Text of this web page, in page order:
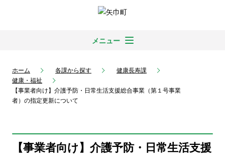
メニュー
ホーム 各課から探す
健康長寿課
健康・福祉
【事業者向け】介護予防・日常生活支援総合事業（第１号事業
者）の指定更新について
【事業者向け】介護予防・日常生活支援